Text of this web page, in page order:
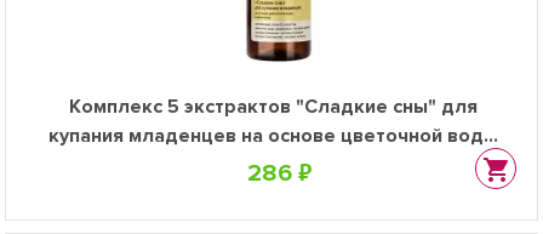
Комплекс 5 экстрактов "Сладкие сны" для
купания младенцев на основе цветочной воды
гамамелиса, 200 мл
286 ₽